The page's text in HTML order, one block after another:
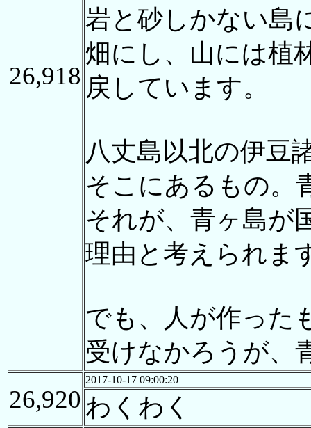
26,918
岩と砂しかない島
畑にし、山には植
戻しています。
八丈島以北の伊豆
そこにあるもの。
それが、青ヶ島が
理由と考えられま
でも、人が作った
受けなかろうが、
26,920
2017-10-17 09:00:20
わくわく